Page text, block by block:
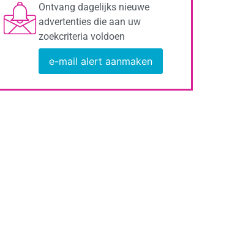
Ontvang dagelijks nieuwe
advertenties die aan uw
zoekcriteria voldoen
e-mail alert aanmaken